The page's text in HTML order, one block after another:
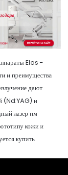
Elos -
и преимущества
дают
(Nd:YAG) и
лазер нм
кожи и
купить